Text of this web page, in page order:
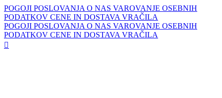
POGOJI POSLOVANJA O NAS VAROVANJE OSEBNIH
PODATKOV CENE IN DOSTAVA VRAČILA
POGOJI POSLOVANJA O NAS VAROVANJE OSEBNIH
PODATKOV CENE IN DOSTAVA VRAČILA
